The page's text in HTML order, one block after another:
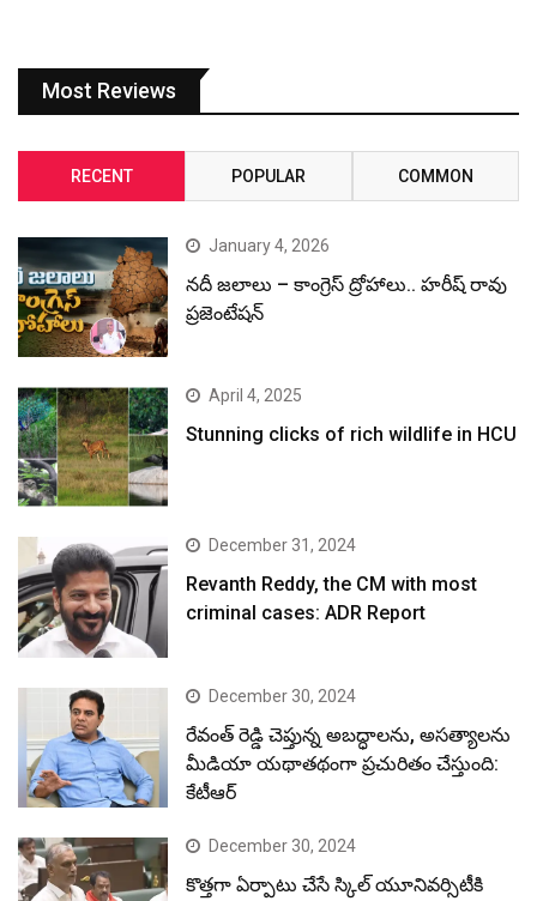
Most Reviews
RECENT POPULAR COMMON
January 4, 2026
నదీ జలాలు – కాంగ్రెస్ ద్రోహాలు.. హరీష్ రావు
ప్రజెంటేషన్
April 4, 2025
Stunning clicks of rich wildlife in HCU
December 31, 2024
Revanth Reddy, the CM with most
criminal cases: ADR Report
December 30, 2024
రేవంత్ రెడ్డి చెప్తున్న అబద్ధాలను, అసత్యాలను
మీడియా యథాతథంగా ప్రచురితం చేస్తుంది:
కేటీఆర్
December 30, 2024
కొత్తగా ఏర్పాటు చేసే స్కిల్ యూనివర్సిటీకి